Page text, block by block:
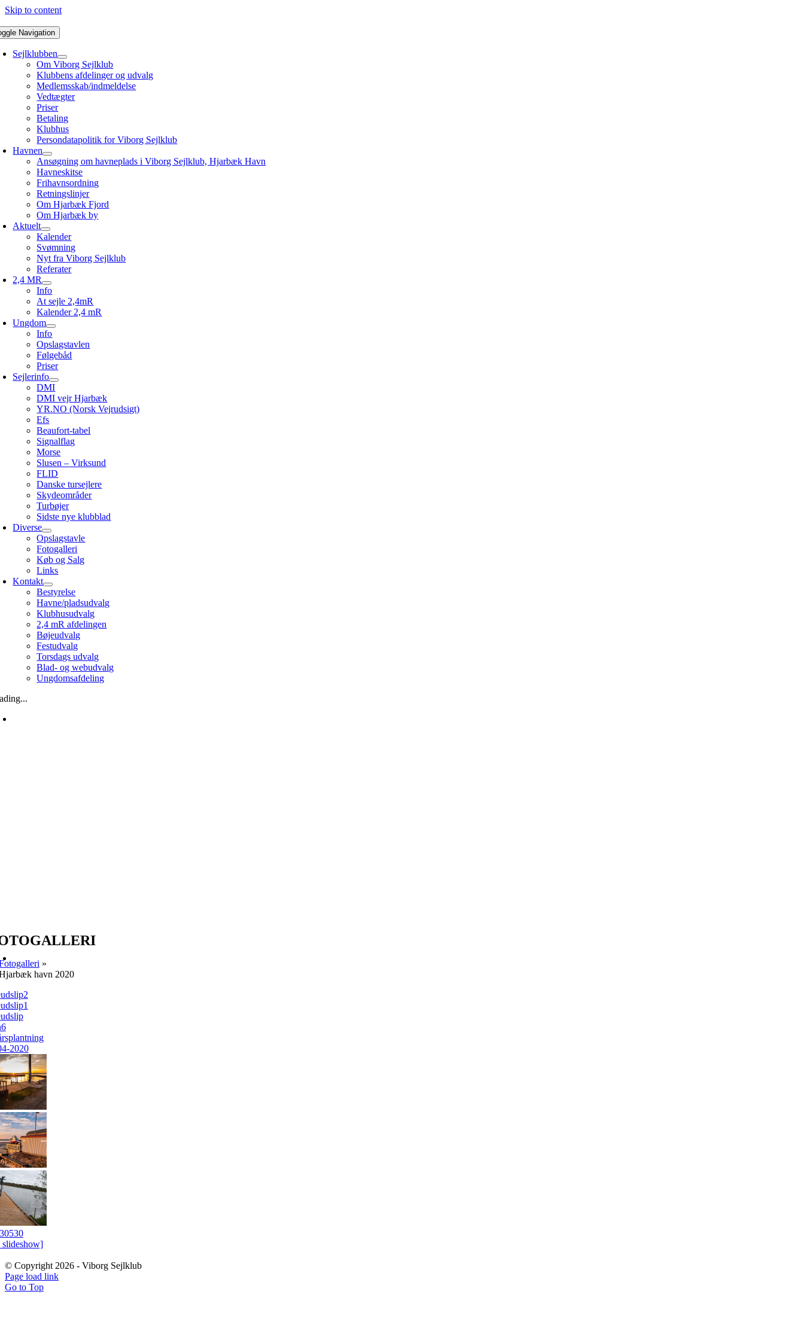
Skip to content
Navigation
Sejlklubben
Om Viborg Sejlklub
Klubbens afdelinger og udvalg
Medlemsskab/indmeldelse
Vedtægter
Priser
Betaling
Klubhus
Persondatapolitik for Viborg Sejlklub
Havnen
Ansøgning om havneplads i Viborg Sejlklub, Hjarbæk Havn
Havneskitse
Frihavnsordning
Retningslinjer
Om Hjarbæk Fjord
Om Hjarbæk by
Aktuelt
Kalender
Svømning
Nyt fra Viborg Sejlklub
Referater
2,4 MR
Info
At sejle 2,4mR
Kalender 2,4 mR
Ungdom
Info
Opslagstavlen
Følgebåd
Priser
Sejlerinfo
DMI
DMI vejr Hjarbæk
YR.NO (Norsk Vejrudsigt)
Efs
Beaufort-tabel
Signalflag
Morse
Slusen – Virksund
FLID
Danske tursejlere
Skydeområder
Turbøjer
Sidste nye klubblad
Diverse
Opslagstavle
Fotogalleri
Køb og Salg
Links
Kontakt
Bestyrelse
Havne/pladsudvalg
Klubhusudvalg
2,4 mR afdelingen
Bøjeudvalg
Festudvalg
Torsdags udvalg
Blad- og webudvalg
Ungdomsafdeling
»
havn 2020
© Copyright 2026 - Viborg Sejlklub
Page load link
Go to Top